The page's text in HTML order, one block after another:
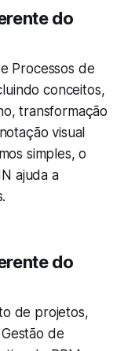
do
Processos de
conceitos,
transformação
visual
simples, o
ajuda a
do
de projetos,
de